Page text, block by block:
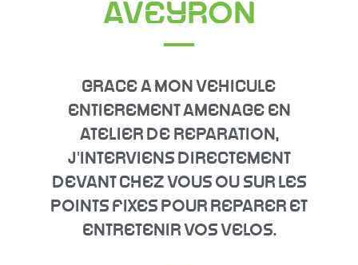
AVEYRON
GRACE A MON VEHICULE
ENTIEREMENT AMENAGE EN
ATELIER DE REPARATION,
J'INTERVIENS DIRECTEMENT
DEVANT CHEZ VOUS OU SUR LES
POINTS FIXES POUR REPARER ET
ENTRETENIR VOS VELOS.